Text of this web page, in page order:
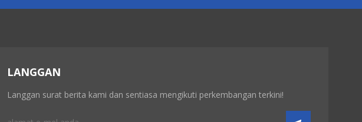
LIHAT BUTIRAN
LIHAT BUTIRAN
LANGGAN
Langgan surat berita kami dan sentiasa mengikuti perkembangan terkini!